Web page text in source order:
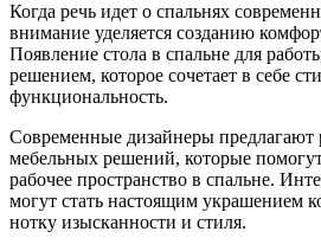
Когда речь идет о спальнях
внимание уделяется созданию
Появление стола в спальне для
решением, которое сочетает в себе
функциональность.
Современные дизайнеры предлагают
мебельных решений, которые
рабочее пространство в спальне.
могут стать настоящим украшением
нотку изысканности и стиля.